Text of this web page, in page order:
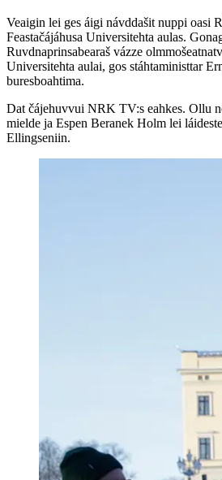
Veaigin lei ges áigi návddašit nuppi oasi
Feastačájáhusa Universitehta aulas.
Ruvdnaprinsabearaš vázze
Universitehta aulai, gos stáhtaministtar
buresboahtima.
Dat čájehuvvui NRK TV:s eahkes. Ollu
mielde ja Espen Beranek Holm lei
Ellingseniin.